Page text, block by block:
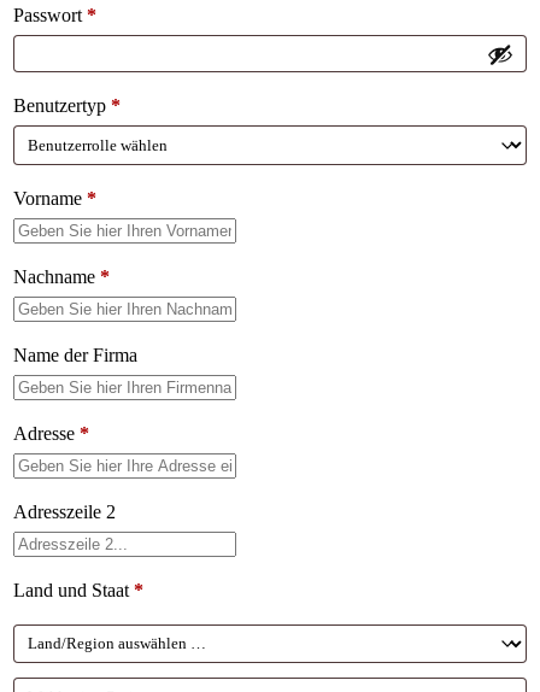
Passwort *
Benutzertyp *
Vorname *
Nachname *
Name der Firma
Adresse *
Adresszeile 2
Land und Staat *